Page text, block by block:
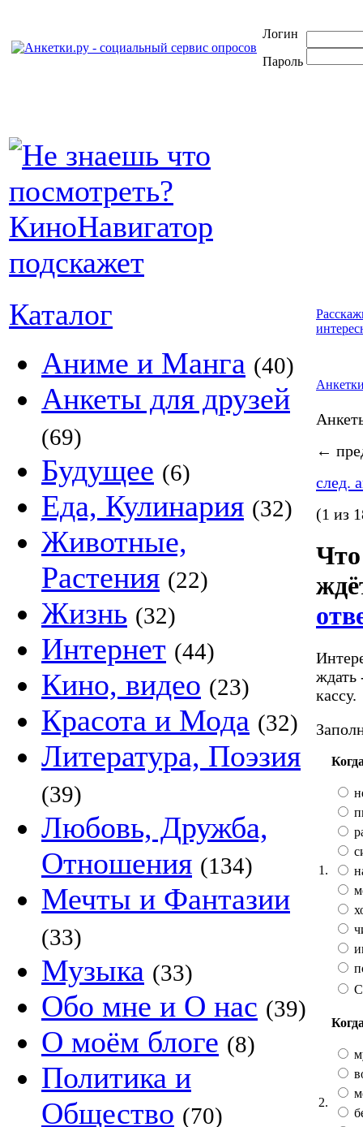
Логин
Пароль
Каталог
Аниме и Манга (40)
Анкеты для друзей
(69)
Будущее (6)
Еда, Кулинария (32)
Животные,
Растения (22)
Жизнь (32)
Интернет (44)
Кино, видео (23)
Красота и Мода (32)
Литература, Поэзия
(39)
Любовь, Дружба,
Отношения (134)
Мечты и Фантазии
(33)
Музыка (33)
Обо мне и О нас (39)
О моём блоге (8)
Политика и
Общество (70)
←
след.
(1 из
Что
ждать
кассу.
1.
2.